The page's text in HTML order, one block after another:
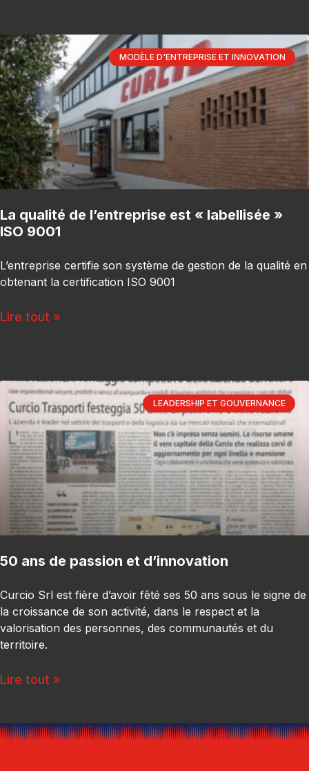
MODÈLE D'ENTREPRISE ET INNOVATION
La qualité de l’entreprise est « labellisée »
ISO 9001
L’entreprise certifie son système de gestion de la qualité en
obtenant la certification ISO 9001
Lire tout »
LEADERSHIP ET GOUVERNANCE
50 ans de passion et d’innovation
Curcio Srl est fière d’avoir fêté ses 50 ans sous le signe de
la croissance de son activité, dans le respect et la
valorisation des personnes, des communautés et du
territoire.
Lire tout »